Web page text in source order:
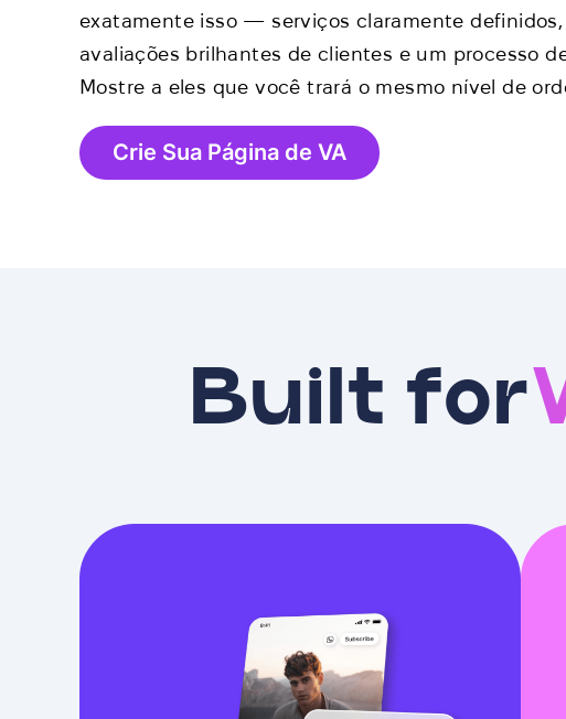
exatamente isso — serviços claramente
avaliações brilhantes de clientes e um processo
Mostre a eles que você trará o mesmo nível de
Crie Sua Página de VA
Built for